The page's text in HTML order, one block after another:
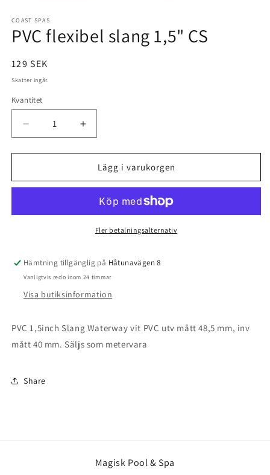
1
i
modalfönster
COAST SPAS
PVC flexibel slang 1,5" CS
Ordinarie
pris
129 SEK
Skatter ingår.
Kvantitet
Minska
kvantitet
för
flexibel
CS
Öka
kvantitet
för
PVC
flexibel
1,5&quot;
CS
Lägg i varukorgen
Fler betalningsalternativ
Hämtning tillgänglig på Håtunavägen 8
Vanligtvis redo inom 24 timmar
Visa butiksinformation
PVC 1,5inch Slang Waterway vit PVC utv mått 48,5 mm, inv
mått 40 mm. Säljs som metervara
Share
Magisk Pool & Spa